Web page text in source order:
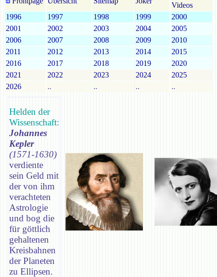
Videos
1996
1997 1998 1999
2000
2001
2002 2003 2004
2005
2006
2007 2008 2009
2010
2011
2012 2013 2014
2015
2016
2017 2018 2019
2020
2021
2022 2023 2024
2025
2026
.. .. .. ..
Helden der
Wissenschaft:
Johannes
Kepler
(1571-1630)
verdiente
sein Geld mit
der von ihm
verachteten
Astrologie
und bog die
für göttlich
gehaltenen
Kreisbahnen
der Planeten
zu Ellipsen.